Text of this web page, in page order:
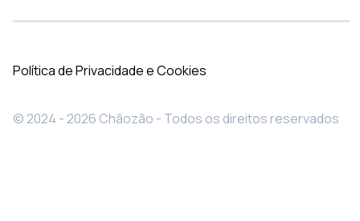
Política de Privacidade e Cookies
© 2024 - 2026 Chãozão - Todos os direitos reservados